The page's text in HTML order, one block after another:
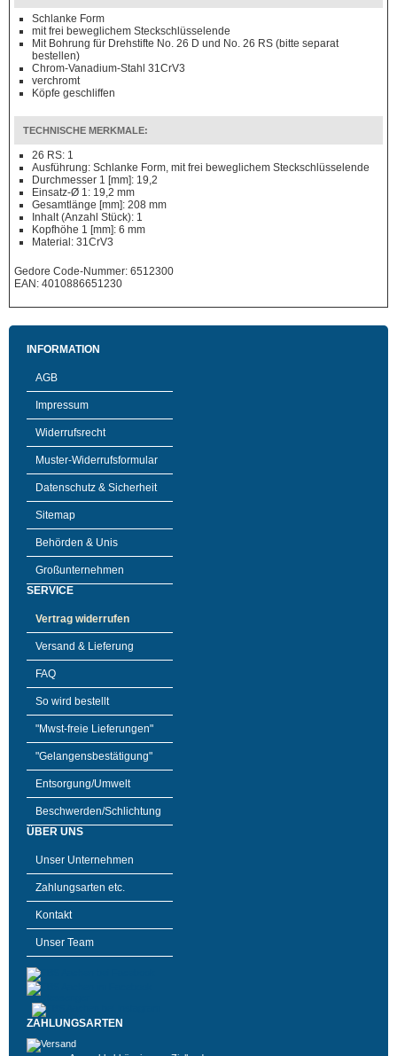
Schlanke Form
mit frei beweglichem Steckschlüsselende
Mit Bohrung für Drehstifte No. 26 D und No. 26 RS (bitte separat
bestellen)
Chrom-Vanadium-Stahl 31CrV3
verchromt
Köpfe geschliffen
TECHNISCHE MERKMALE:
26 RS: 1
Ausführung: Schlanke Form, mit frei beweglichem Steckschlüsselende
Durchmesser 1 [mm]: 19,2
Einsatz-Ø 1: 19,2 mm
Gesamtlänge [mm]: 208 mm
Inhalt (Anzahl Stück): 1
Kopfhöhe 1 [mm]: 6 mm
Material: 31CrV3
Gedore Code-Nummer: 6512300
EAN: 4010886651230
INFORMATION
AGB
Impressum
Widerrufsrecht
Muster-Widerrufsformular
Datenschutz & Sicherheit
Sitemap
Behörden & Unis
Großunternehmen
SERVICE
Vertrag widerrufen
Versand & Lieferung
FAQ
So wird bestellt
"Mwst-freie Lieferungen"
"Gelangensbestätigung"
Entsorgung/Umwelt
Beschwerden/Schlichtung
ÜBER UNS
Unser Unternehmen
Zahlungsarten etc.
Kontakt
Unser Team
ZAHLUNGSARTEN